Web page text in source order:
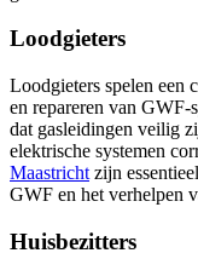
Loodgieters
Loodgieters spelen een
en repareren van
dat gasleidingen veilig
elektrische systemen
Maastricht zijn
GWF en het verhelpen
Huisbezitters